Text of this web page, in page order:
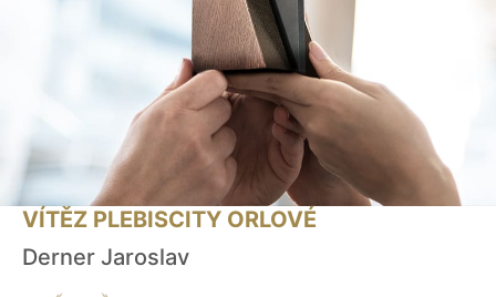
VÍTĚZ PLEBISCITY ORLOVÉ
Derner Jaroslav